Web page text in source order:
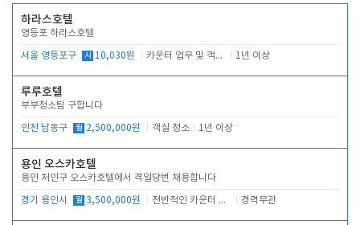
하라스호텔
영등포 하라스호텔
서울 영등포구 시 10,030원 카운터 업무 및 객실관리(청소상태 확인, 객실판매) 1년 이상
루루호텔
부부청소팀 구합니다
인천 남동구 월 2,500,000원 객실 청소 1년 이상
용인 오스카호텔
용인 처인구 오스카호텔에서 격일당번 채용합니다
경기 용인시 월 3,500,000원 전반적인 카운터 업무 경력무관